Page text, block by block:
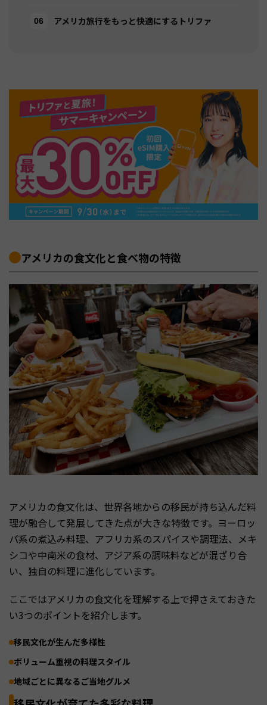
アメリカ旅行をもっと快適にするトリファ
アメリカの食文化と食べ物の特徴
アメリカの食文化は、世界各地からの移民が持ち込んだ料
理が融合して発展してきた点が大きな特徴です。ヨーロッ
パ系の煮込み料理、アフリカ系のスパイスや調理法、メキ
シコや中南米の食材、アジア系の調味料などが混ざり合
い、独自の料理に進化しています。
ここではアメリカの食文化を理解する上で押さえておきた
い3つのポイントを紹介します。
移民文化が生んだ多様性
ボリューム重視の料理スタイル
地域ごとに異なるご当地グルメ